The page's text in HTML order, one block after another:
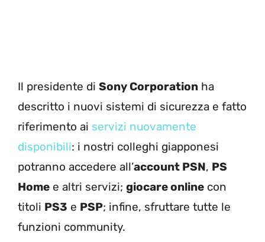
Il presidente di Sony Corporation ha
descritto i nuovi sistemi di sicurezza e fatto
riferimento ai servizi nuovamente
disponibili: i nostri colleghi giapponesi
potranno accedere all’account PSN, PS
Home e altri servizi; giocare online con
titoli PS3 e PSP; infine, sfruttare tutte le
funzioni community.